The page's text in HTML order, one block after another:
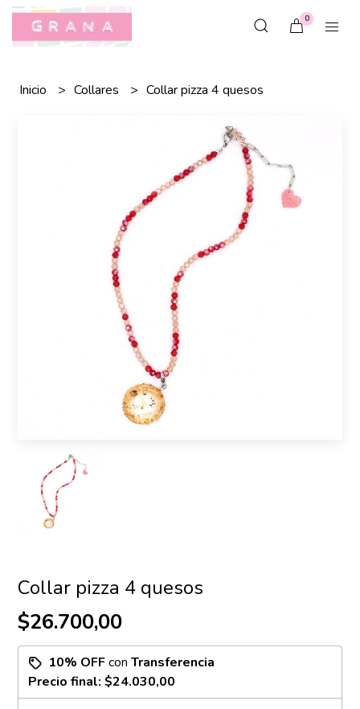
0
Inicio Collares Collar pizza 4 quesos
Collar pizza 4 quesos
$26.700,00
10% OFFconTransferencia
Precio final:$24.030,00